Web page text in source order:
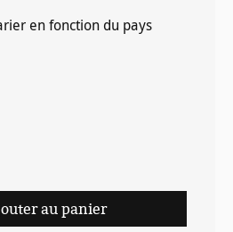
en fonction du pays
au panier